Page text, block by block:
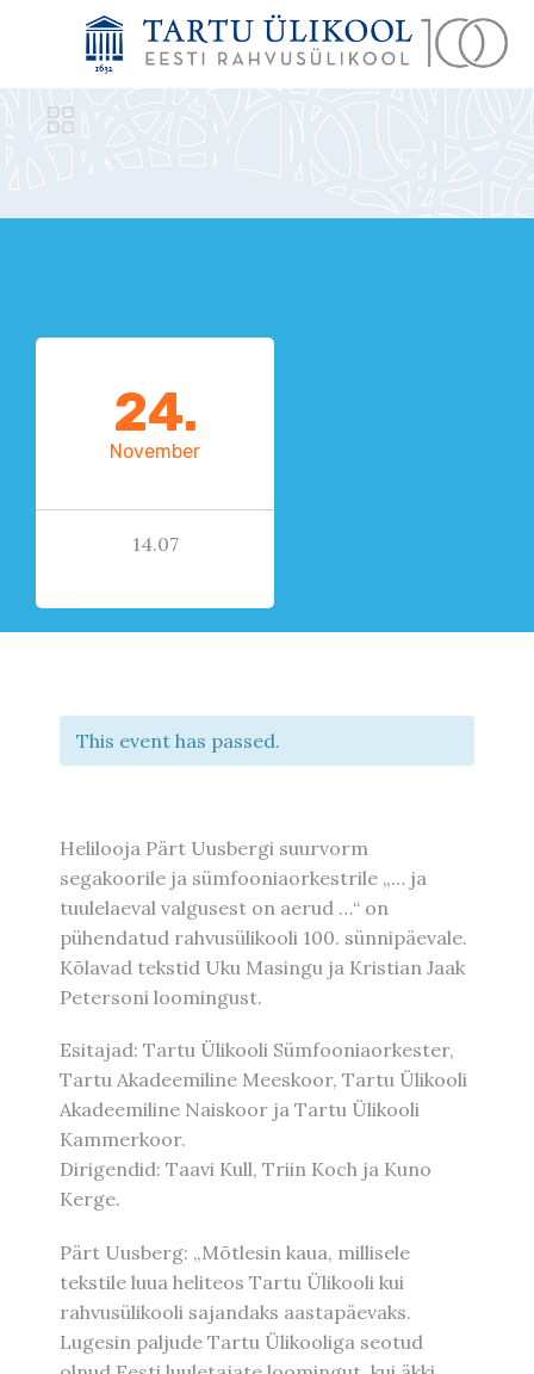

24.
November
14.07
This event has passed.
Helilooja Pärt Uusbergi suurvorm
segakoorile ja sümfooniaorkestrile „… ja
tuulelaeval valgusest on aerud …“ on
pühendatud rahvusülikooli 100. sünnipäevale.
Kõlavad tekstid Uku Masingu ja Kristian Jaak
Petersoni loomingust.
Esitajad: Tartu Ülikooli Sümfooniaorkester,
Tartu Akadeemiline Meeskoor, Tartu Ülikooli
Akadeemiline Naiskoor ja Tartu Ülikooli
Kammerkoor.
Dirigendid: Taavi Kull, Triin Koch ja Kuno
Kerge.
Pärt Uusberg: „Mõtlesin kaua, millisele
tekstile luua heliteos Tartu Ülikooli kui
rahvusülikooli sajandaks aastapäevaks.
Lugesin paljude Tartu Ülikooliga seotud